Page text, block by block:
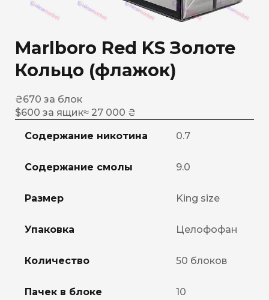
Marlboro Red KS Золоте
Кольцо (флажок)
₴670 за блок
$600 за ящик≈ 27 000 ₴
Содержание никотина 0.7
Содержание смолы 9.0
Размер King size
Упаковка Целофофан
Количество 50 блоков
Пачек в блоке 10